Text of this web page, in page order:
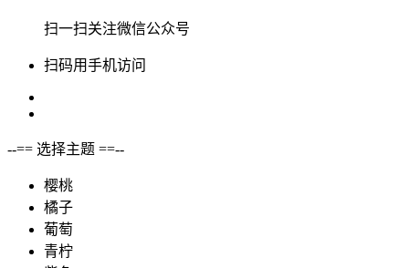
扫一扫关注微信公众号
扫码用手机访问
--== 选择主题 ==--
樱桃
橘子
葡萄
青柠